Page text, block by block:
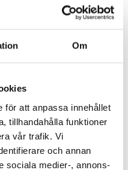
Om
för att anpassa innehållet
tillhandahålla funktioner
vår trafik. Vi
och annan
sociala medier-, annons-
för en ny svensk
nya
annat att företag
bundna att
på att upprätta
inte bara